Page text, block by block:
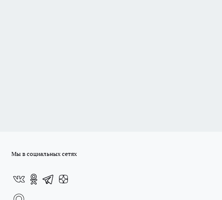
Мы в социальных сетях